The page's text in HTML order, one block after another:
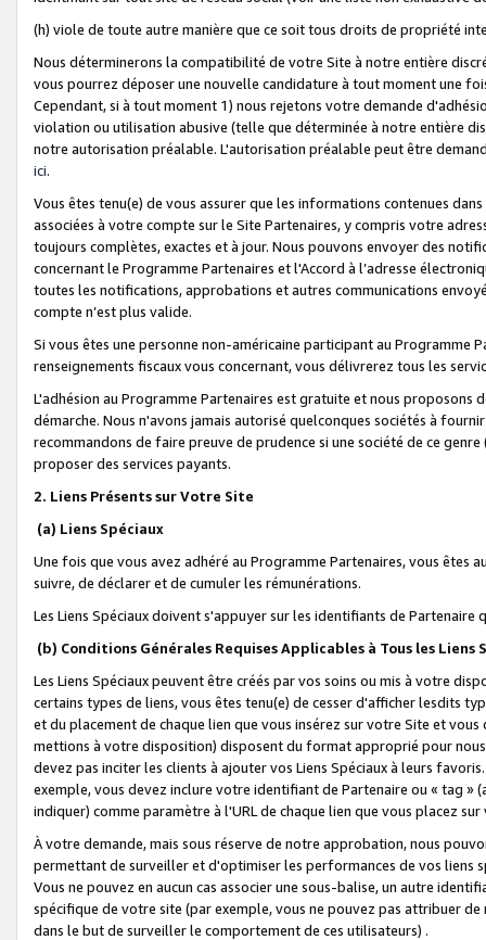
(h) viole de toute autre manière que ce soit tous droits de propriété
Nous déterminerons la compatibilité de votre Site à notre entière
vous pourrez déposer une nouvelle candidature à tout moment une
Cependant, si à tout moment 1) nous rejetons votre demande
violation ou utilisation abusive (telle que déterminée à notre entière
notre autorisation préalable. L'autorisation préalable peut être
ici.
Vous êtes tenu(e) de vous assurer que les informations contenues
associées à votre compte sur le Site Partenaires, y compris votre
toujours complètes, exactes et à jour. Nous pouvons envoyer des
concernant le Programme Partenaires et l'Accord à l’adresse
toutes les notifications, approbations et autres communications
compte n’est plus valide.
Si vous êtes une personne non-américaine participant au
renseignements fiscaux vous concernant, vous délivrerez tous les
L'adhésion au Programme Partenaires est gratuite et nous proposons
démarche. Nous n'avons jamais autorisé quelconques sociétés à
recommandons de faire preuve de prudence si une société de ce
proposer des services payants.
2. Liens Présents sur Votre Site
(a) Liens Spéciaux
Une fois que vous avez adhéré au Programme Partenaires, vous êtes
suivre, de déclarer et de cumuler les rémunérations.
Les Liens Spéciaux doivent s'appuyer sur les identifiants de Partenaire
(b) Conditions Générales Requises Applicables à Tous les Liens
Les Liens Spéciaux peuvent être créés par vos soins ou mis à votre
certains types de liens, vous êtes tenu(e) de cesser d'afficher lesdits
et du placement de chaque lien que vous insérez sur votre Site et
mettions à votre disposition) disposent du format approprié pour
devez pas inciter les clients à ajouter vos Liens Spéciaux à leurs
exemple, vous devez inclure votre identifiant de Partenaire ou « tag
indiquer) comme paramètre à l'URL de chaque lien que vous placez
À votre demande, mais sous réserve de notre approbation, nous
permettant de surveiller et d'optimiser les performances de vos liens
Vous ne pouvez en aucun cas associer une sous-balise, un autre
spécifique de votre site (par exemple, vous ne pouvez pas attribuer
dans le but de surveiller le comportement de ces utilisateurs) .